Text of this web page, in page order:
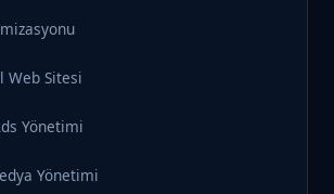
Web Sitesi
Yönetimi
Yönetimi